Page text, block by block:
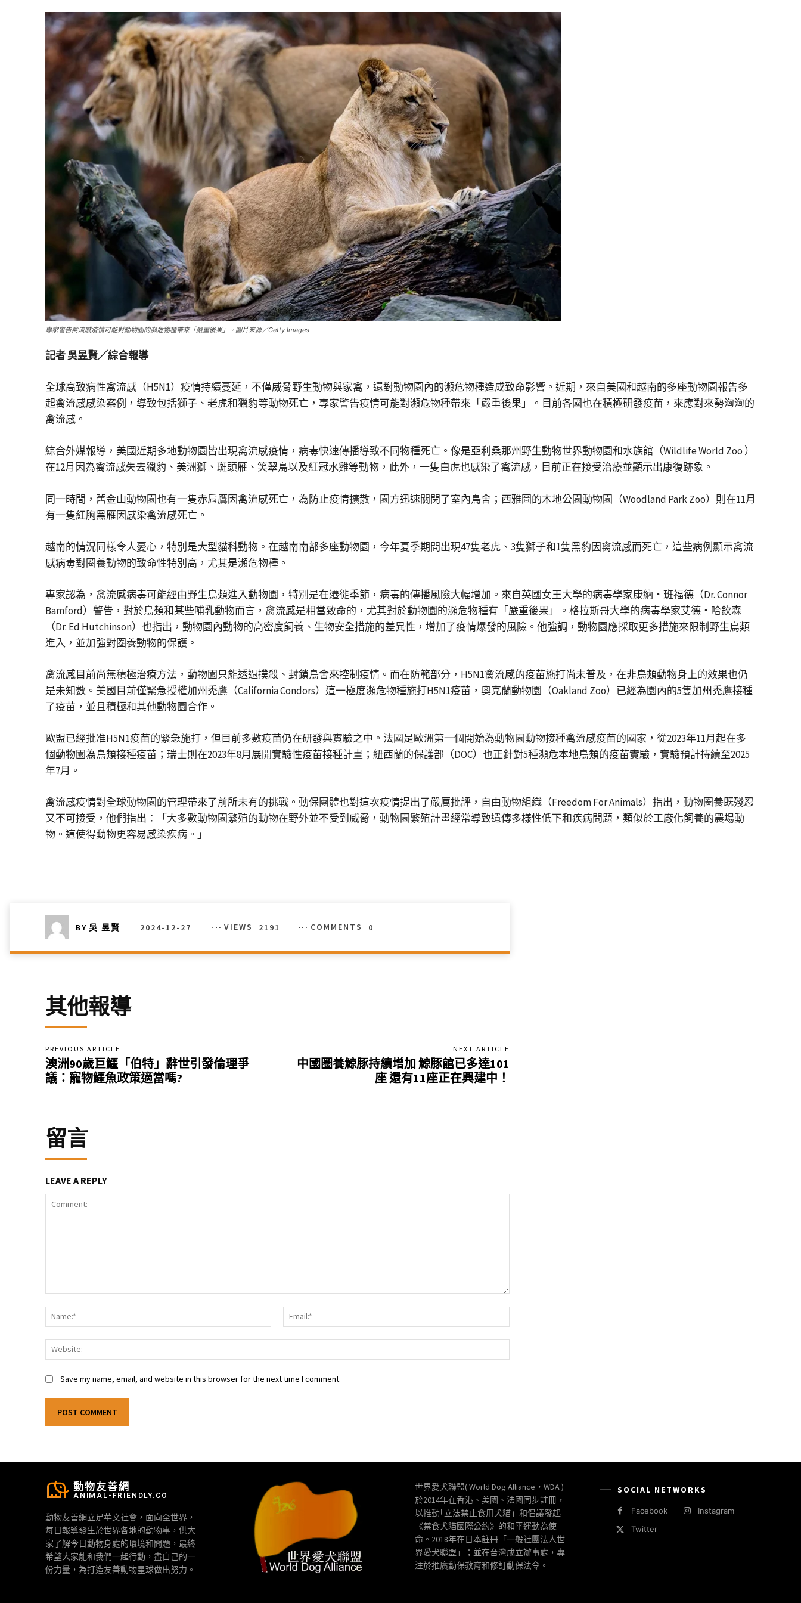
專家警告禽流感疫情可能對動物園的瀕危物種帶來「嚴重後果」。圖片來源／Getty Images
記者 吳昱賢／綜合報導
全球高致病性禽流感（H5N1）疫情持續蔓延，不僅威脅野生動物與家禽，還對動物園內的瀕危物種造成致命影響。近期，來自美國和越南的多座動物園報告多
起禽流感感染案例，導致包括獅子、老虎和獵豹等動物死亡，專家警告疫情可能對瀕危物種帶來「嚴重後果」。目前各國也在積極研發疫苗，來應對來勢洶洶的
禽流感。
綜合外媒報導，美國近期多地動物園皆出現禽流感疫情，病毒快速傳播導致不同物種死亡。像是亞利桑那州野生動物世界動物園和水族館（Wildlife World Zoo ）
在12月因為禽流感失去獵豹、美洲獅、斑頭雁、笑翠鳥以及紅冠水雞等動物，此外，一隻白虎也感染了禽流感，目前正在接受治療並顯示出康復跡象。
同一時間，舊金山動物園也有一隻赤肩鷹因禽流感死亡，為防止疫情擴散，園方迅速關閉了室內鳥舍；西雅圖的木地公園動物園（Woodland Park Zoo）則在11月
有一隻紅胸黑雁因感染禽流感死亡。
越南的情況同樣令人憂心，特別是大型貓科動物。在越南南部多座動物園，今年夏季期間出現47隻老虎、3隻獅子和1隻黑豹因禽流感而死亡，這些病例顯示禽流
感病毒對圈養動物的致命性特別高，尤其是瀕危物種。
專家認為，禽流感病毒可能經由野生鳥類進入動物園，特別是在遷徙季節，病毒的傳播風險大幅增加。來自英國女王大學的病毒學家康納・班福德（Dr. Connor
Bamford）警告，對於鳥類和某些哺乳動物而言，禽流感是相當致命的，尤其對於動物園的瀕危物種有「嚴重後果」。格拉斯哥大學的病毒學家艾德・哈欽森
（Dr. Ed Hutchinson）也指出，動物園內動物的高密度飼養、生物安全措施的差異性，增加了疫情爆發的風險。他強調，動物園應採取更多措施來限制野生鳥類
進入，並加強對圈養動物的保護。
禽流感目前尚無積極治療方法，動物園只能透過撲殺、封鎖鳥舍來控制疫情。而在防範部分，H5N1禽流感的疫苗施打尚未普及，在非鳥類動物身上的效果也仍
是未知數。美國目前僅緊急授權加州禿鷹（California Condors）這一極度瀕危物種施打H5N1疫苗，奧克蘭動物園（Oakland Zoo）已經為園內的5隻加州禿鷹接種
了疫苗，並且積極和其他動物園合作。
歐盟已經批准H5N1疫苗的緊急施打，但目前多數疫苗仍在研發與實驗之中。法國是歐洲第一個開始為動物園動物接種禽流感疫苗的國家，從2023年11月起在多
個動物園為鳥類接種疫苗；瑞士則在2023年8月展開實驗性疫苗接種計畫；紐西蘭的保護部（DOC）也正針對5種瀕危本地鳥類的疫苗實驗，實驗預計持續至2025
年7月。
禽流感疫情對全球動物園的管理帶來了前所未有的挑戰。動保團體也對這次疫情提出了嚴厲批評，自由動物組織（Freedom For Animals）指出，動物圈養既殘忍
又不可接受，他們指出：「大多數動物園繁殖的動物在野外並不受到威脅，動物園繁殖計畫經常導致遺傳多樣性低下和疾病問題，類似於工廠化飼養的農場動
物。這使得動物更容易感染疾病。」
BY 吳 昱賢 2024-12-27 VIEWS 2191 COMMENTS 0
其他報導
PREVIOUS ARTICLE
澳洲90歲巨鱷「伯特」辭世引發倫理爭
議：寵物鱷魚政策適當嗎?
NEXT ARTICLE
中國圈養鯨豚持續增加 鯨豚館已多達101
座 還有11座正在興建中！
留言
LEAVE A REPLY
Name:*
Save my name, email, and website in this browser for the next time I comment.
動物友善網
ANIMAL-FRIENDLY.CO
動物友善網立足華文社會，面向全世界，
每日報導發生於世界各地的動物事，供大
家了解今日動物身處的環境和問題，最終
希望大家能和我們一起行動，盡自己的一
份力量，為打造友善動物星球做出努力。
世界愛犬聯盟( World Dog Alliance，WDA )
於2014年在香港、美國、法國同步註冊，
以推動｢立法禁止食用犬貓」和倡議發起
《禁食犬貓國際公約》的和平運動為使
命。2018年在日本註冊「一般社團法人世
界愛犬聯盟」；並在台灣成立辦事處，專
注於推廣動保教育和修訂動保法令。
SOCIAL NETWORKS
Facebook
Instagram
Twitter